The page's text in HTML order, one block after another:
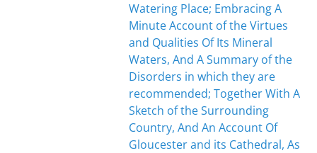
Watering Place; Embracing A
Minute Account of the Virtues
and Qualities Of Its Mineral
Waters, And A Summary of the
Disorders in which they are
recommended; Together With A
Sketch of the Surrounding
Country, And An Account Of
Gloucester and its Cathedral, As